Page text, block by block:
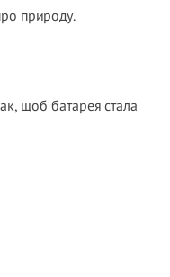
природу.
щоб батарея стала